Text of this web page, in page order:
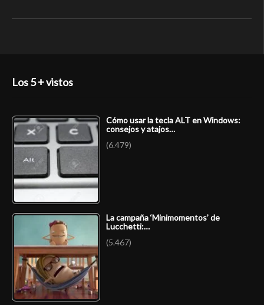
Los 5 + vistos
Cómo usar la tecla ALT en Windows:
consejos y atajos…
(6.479)
La campaña ‘Minimomentos’ de
Lucchetti:…
(5.467)